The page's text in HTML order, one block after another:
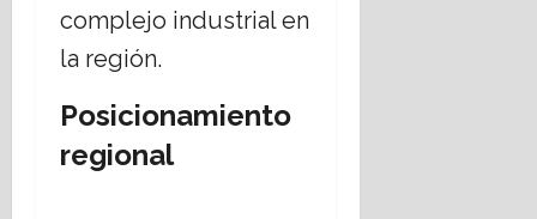
complejo industrial en
la región.
Posicionamiento
regional